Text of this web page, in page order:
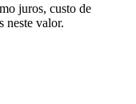
juros, custo de
neste valor.